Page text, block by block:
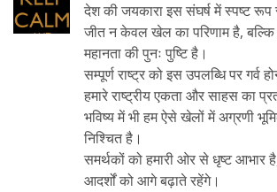
देश की जयकारा इस संघर्ष में स्पष्ट रूप
जीत न केवल खेल का परिणाम है,
महानता की पुनः पुष्टि है।
सम्पूर्ण राष्ट्र को इस उपलब्धि पर गर्व
हमारे राष्ट्रीय एकता और साहस का
भविष्य में भी हम ऐसे खेलों में अग्रणी
निश्चित है।
समर्थकों को हमारी ओर से धृष्ट आभार
आदर्शों को आगे बढ़ाते रहेंगे।